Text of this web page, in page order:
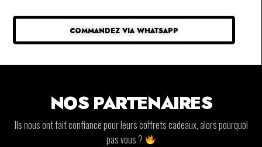
COMMANDEZ VIA WHATSAPP
NOS PARTENAIRES
Ils nous ont fait confiance pour leurs coffrets cadeaux, alors pourquoi
pas vous ?